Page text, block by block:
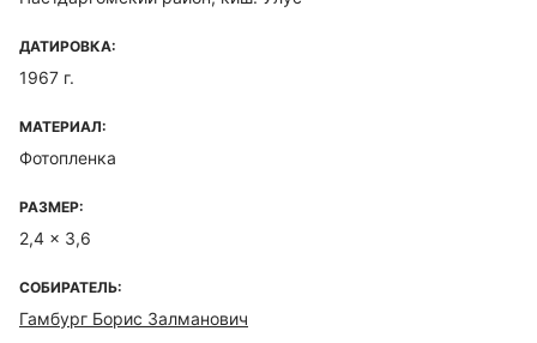
ДАТИРОВКА:
1967 г.
МАТЕРИАЛ:
Фотопленка
РАЗМЕР:
2,4 x 3,6
СОБИРАТЕЛЬ:
Гамбург Борис Залманович